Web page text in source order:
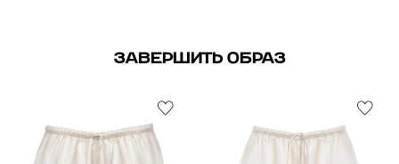
ЗАВЕРШИТЬ ОБРАЗ